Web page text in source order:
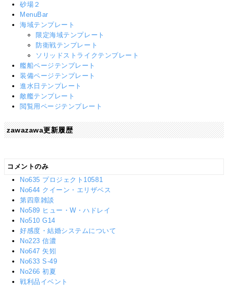
砂場２
MenuBar
海域テンプレート
限定海域テンプレート
防衛戦テンプレート
ソリッドストライクテンプレート
艦船ページテンプレート
装備ページテンプレート
進水日テンプレート
敵艦テンプレート
閲覧用ページテンプレート
zawazawa更新履歴
コメントのみ
No635 プロジェクト10581
No644 クイーン・エリザベス
第四章雑談
No589 ヒュー・W・ハドレイ
No510 G14
好感度・結婚システムについて
No223 信濃
No647 矢矧
No633 S-49
No266 初夏
戦利品イベント